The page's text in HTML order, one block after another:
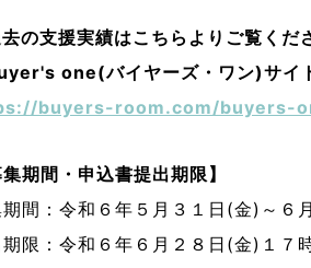
の支援実績はこちらよりご覧くだ
one(バイヤーズ・ワン)サイ
buyers-room.com/buyers-
集期間・申込書提出期限】
間：令和６年５月３１日(金)～６
限： 令和６年６月２８日(金)１７